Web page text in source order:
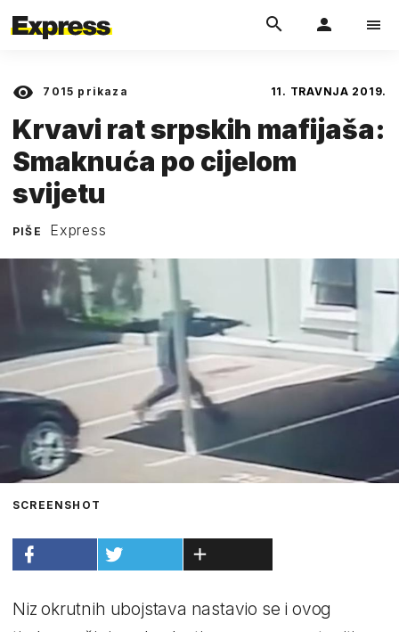
7015 prikaza 11. TRAVNJA 2019.
Krvavi rat srpskih mafijaša:
Smaknuća po cijelom
svijetu
PIŠE Express
SCREENSHOT
Niz okrutnih ubojstava nastavio se i ovog